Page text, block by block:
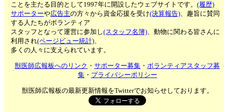
ことを主たる目的として1997年に開設したウェブサイトです。(履歴)
サポーターや広告主の方々から資金応援を受け(決算報告)、趣旨に賛同
する人たちがボランティア
スタッフとなって運営に参加し(スタッフ名簿)、動物に関わる皆さんに
利用され(ページビュー統計)、
多くの人々に支えられています。
獣医師広報板へのリンク ・サポーター募集 ・ボランティアスタッフ募
集・ プライバシーポリシー
獣医師広報板の最新更新情報をTwitterでお知らせしております。